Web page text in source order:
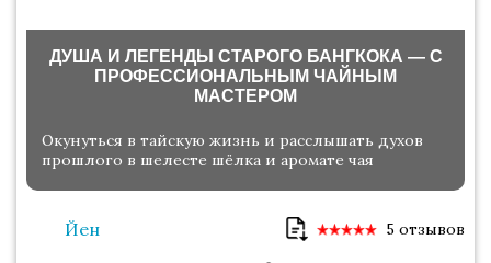
ДУША И ЛЕГЕНДЫ СТАРОГО БАНГКОКА — С
ПРОФЕССИОНАЛЬНЫМ ЧАЙНЫМ
МАСТЕРОМ
Окунуться в тайскую жизнь и расслышать духов
прошлого в шелесте шёлка и аромате чая
Йен 5 отзывов